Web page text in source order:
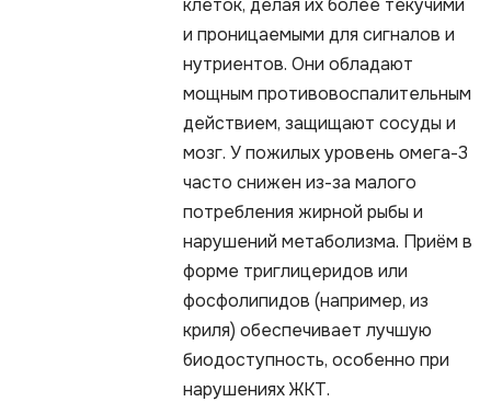
и проницаемыми для сигналов и
нутриентов. Они обладают
мощным противовоспалительным
действием, защищают сосуды и
мозг. У пожилых уровень омега-3
часто снижен из-за малого
потребления жирной рыбы и
нарушений метаболизма. Приём в
форме триглицеридов или
фосфолипидов (например, из
криля) обеспечивает лучшую
биодоступность, особенно при
нарушениях ЖКТ.